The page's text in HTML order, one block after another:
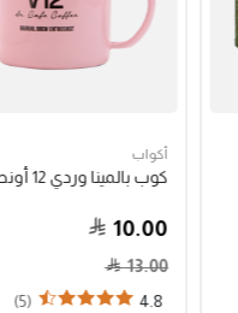
أكواب
كوب بالمينا وردي 12 أونص
10.00
13.00
4.8
(5)